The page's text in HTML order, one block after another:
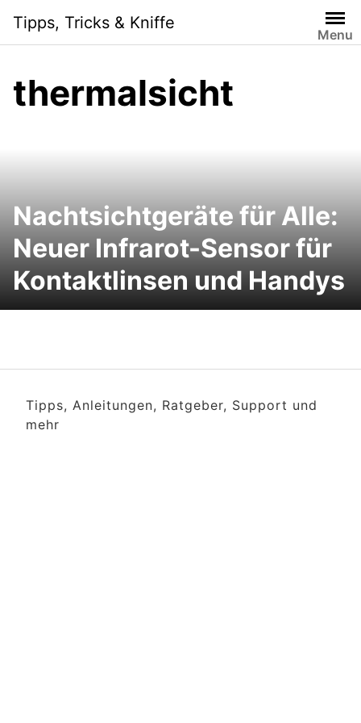
content
Tipps, Tricks & Kniffe
Menu
thermalsicht
Nachtsichtgeräte für Alle:
Neuer Infrarot-Sensor für
Kontaktlinsen und Handys
Tipps, Anleitungen, Ratgeber, Support und
mehr